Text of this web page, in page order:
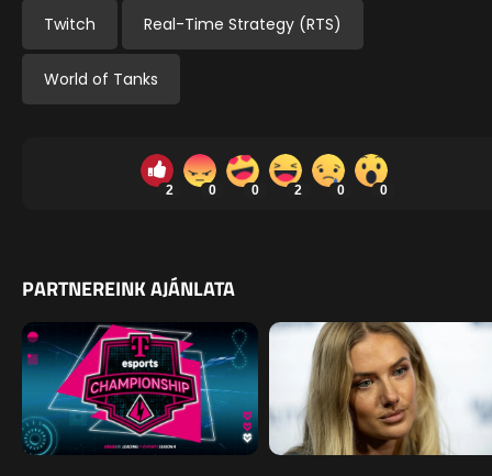
Twitch Real-Time Strategy (RTS)
World of Tanks
2 0 0 2 0 0
PARTNEREINK AJÁNLATA